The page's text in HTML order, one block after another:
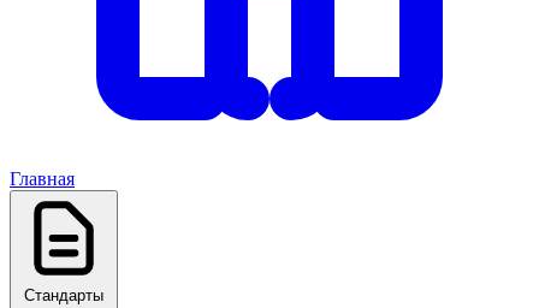
Главная
Стандарты